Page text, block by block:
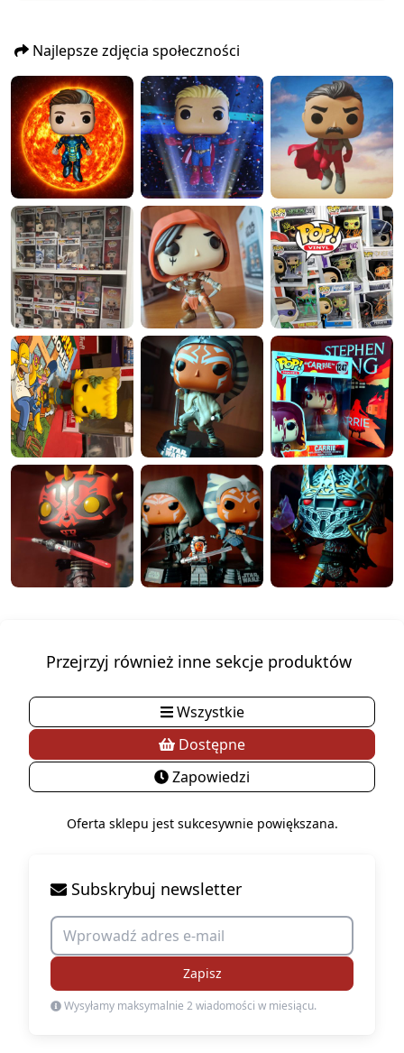
Najlepsze zdjęcia społeczności
Przejrzyj również inne sekcje produktów
Wszystkie
Dostępne
Zapowiedzi
Oferta sklepu jest sukcesywnie powiększana.
Subskrybuj newsletter
Zapisz
Wysyłamy maksymalnie 2 wiadomości w miesiącu.